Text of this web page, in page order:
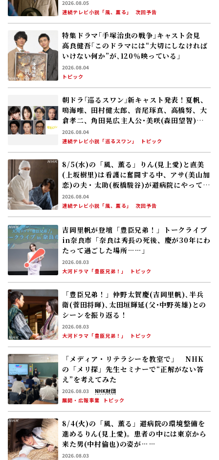
ず……
2026.08.05
連続テレビ小説「風、薫る」
次回予告
特集ドラマ｢手塚治虫の戦争｣キャスト会見
高良健吾｢このドラマには“大切にしなければ
いけない何か”が､120％映っている」
2026.08.04
トピック
朝ドラ｢巡るスワン｣新キャスト発表！夏帆、
鳴海唯、田村健太郎、音尾琢真、高橋努、大
倉孝二、角田晃広――主人公･美咲(森田望智)が
交流する警察署の人々 2027年度前期放送
2026.08.04
連続テレビ小説「巡るスワン」
トピック
8/5(水)の「風、薫る」りん(見上愛)と直美
(上坂樹里)は看護に奮闘する中、アサ(美山加
恋)の夫・太助(板橋駿谷)が避病院にやってく
る
2026.08.04
連続テレビ小説「風、薫る」
次回予告
吉岡里帆が登壇「豊臣兄弟！」トークライブ
in奈良市「奈良は秀長の死後、慶が30年にわ
たって過ごした場所……」
2026.08.03
大河ドラマ「豊臣兄弟！」
トピック
「豊臣兄弟！」仲野太賀――慶(吉岡里帆)､半兵
衛(菅田将暉)､太田垣輝延(父･中野英雄)との
シーンを振り返る！
2026.08.03
大河ドラマ「豊臣兄弟！」
トピック
「メディア・リテラシーを教室で」 NHK
の「メリ探」先生セミナーで“正解がない答
え”を考えてみた
2026.08.03
NHK財団
展開・広報事業
トピック
8/4(火)の「風、薫る」避病院の環境整備を
進めるりん(見上愛)。患者の中には東京から
来た男(中村倫也)の姿が……
2026.08.03